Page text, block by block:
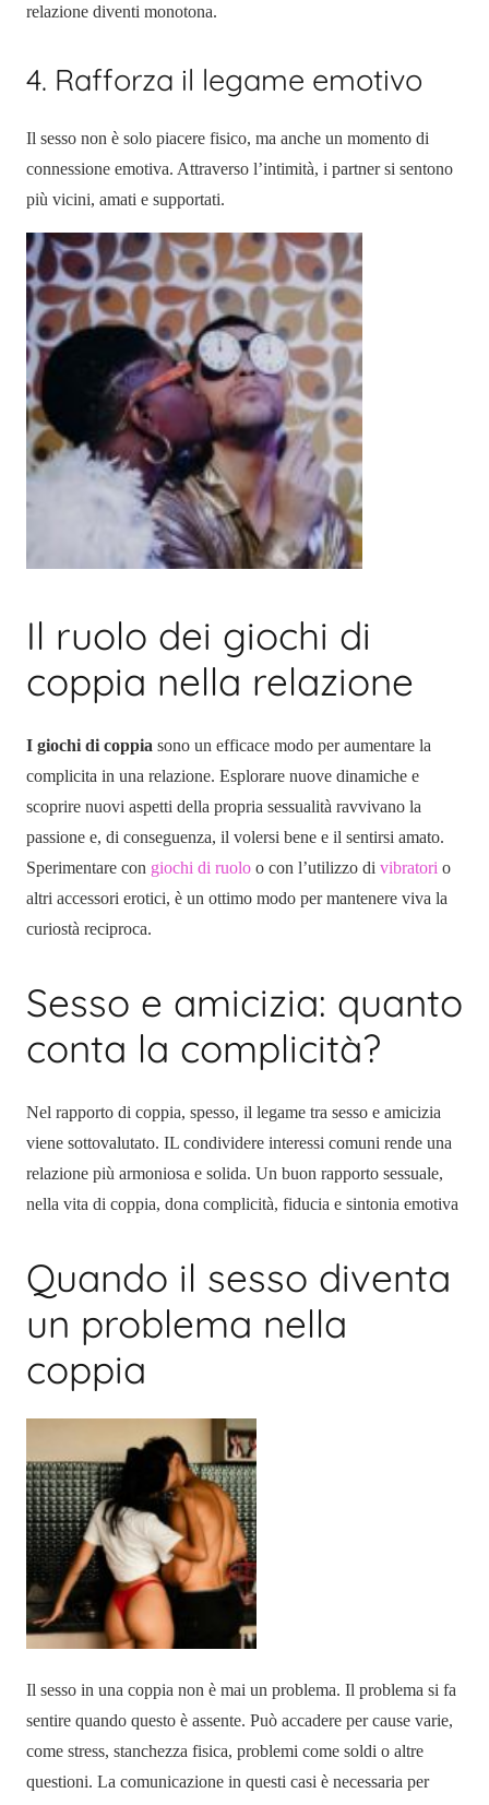
relazione diventi monotona.
4. Rafforza il legame emotivo
Il sesso non è solo piacere fisico, ma anche un momento di
connessione emotiva. Attraverso l’intimità, i partner si sentono
più vicini, amati e supportati.
Il ruolo dei giochi di
coppia nella relazione
I giochi di coppia sono un efficace modo per aumentare la
complicita in una relazione. Esplorare nuove dinamiche e
scoprire nuovi aspetti della propria sessualità ravvivano la
passione e, di conseguenza, il volersi bene e il sentirsi amato.
Sperimentare con giochi di ruolo o con l’utilizzo di vibratori o
altri accessori erotici, è un ottimo modo per mantenere viva la
curiostà reciproca.
Sesso e amicizia: quanto
conta la complicità?
Nel rapporto di coppia, spesso, il legame tra sesso e amicizia
viene sottovalutato. IL condividere interessi comuni rende una
relazione più armoniosa e solida. Un buon rapporto sessuale,
nella vita di coppia, dona complicità, fiducia e sintonia emotiva
Quando il sesso diventa
un problema nella
coppia
Il sesso in una coppia non è mai un problema. Il problema si fa
sentire quando questo è assente. Può accadere per cause varie,
come stress, stanchezza fisica, problemi come soldi o altre
questioni. La comunicazione in questi casi è necessaria per